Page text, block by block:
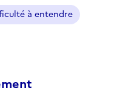
à entendre